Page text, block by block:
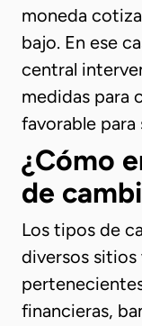
moneda
bajo. En ese
central
medidas para
favorable para
¿Cómo
de
Los tipos de
diversos
financieras,